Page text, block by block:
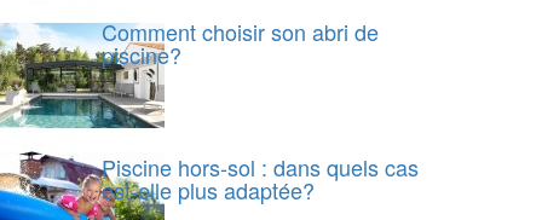
Comment choisir son abri de
piscine?
Piscine hors-sol : dans quels cas
est-elle plus adaptée?